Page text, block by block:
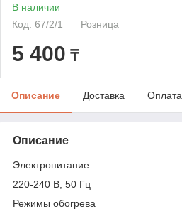
В наличии
Код: 67/2/1
Розница
5 400 ₸
Описание Доставка Оплата
Описание
Электропитание
220-240 В, 50 Гц
Режимы обогрева